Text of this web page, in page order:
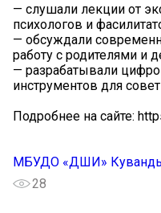
— слушали лекции от
психологов и
— обсуждали
работу с родителями и
— разрабатывали
инструментов для
Подробнее на сайте:
МБУДО «ДШИ»
28